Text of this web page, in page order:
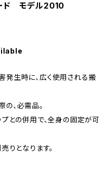
ド モデル2010
生時に、広く使用される搬
、必需品。
プとの併用で、全身の固定が可
りとなります。